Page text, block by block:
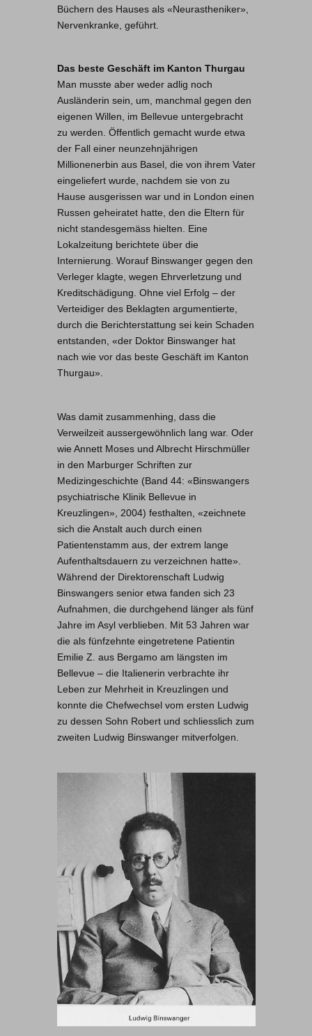
Büchern des Hauses als «Neurastheniker»,
Nervenkranke, geführt.
Das beste Geschäft im Kanton Thurgau
Man musste aber weder adlig noch
Ausländerin sein, um, manchmal gegen den
eigenen Willen, im Bellevue untergebracht
zu werden. Öffentlich gemacht wurde etwa
der Fall einer neunzehnjährigen
Millionenerbin aus Basel, die von ihrem Vater
eingeliefert wurde, nachdem sie von zu
Hause ausgerissen war und in London einen
Russen geheiratet hatte, den die Eltern für
nicht standesgemäss hielten. Eine
Lokalzeitung berichtete über die
Internierung. Worauf Binswanger gegen den
Verleger klagte, wegen Ehrverletzung und
Kreditschädigung. Ohne viel Erfolg – der
Verteidiger des Beklagten argumentierte,
durch die Berichterstattung sei kein Schaden
entstanden, «der Doktor Binswanger hat
nach wie vor das beste Geschäft im Kanton
Thurgau».
Was damit zusammenhing, dass die
Verweilzeit aussergewöhnlich lang war. Oder
wie Annett Moses und Albrecht Hirschmüller
in den Marburger Schriften zur
Medizingeschichte (Band 44: «Binswangers
psychiatrische Klinik Bellevue in
Kreuzlingen», 2004) festhalten, «zeichnete
sich die Anstalt auch durch einen
Patientenstamm aus, der extrem lange
Aufenthaltsdauern zu verzeichnen hatte».
Während der Direktorenschaft Ludwig
Binswangers senior etwa fanden sich 23
Aufnahmen, die durchgehend länger als fünf
Jahre im Asyl verblieben. Mit 53 Jahren war
die als fünfzehnte eingetretene Patientin
Emilie Z. aus Bergamo am längsten im
Bellevue – die Italienerin verbrachte ihr
Leben zur Mehrheit in Kreuzlingen und
konnte die Chefwechsel vom ersten Ludwig
zu dessen Sohn Robert und schliesslich zum
zweiten Ludwig Binswanger mitverfolgen.